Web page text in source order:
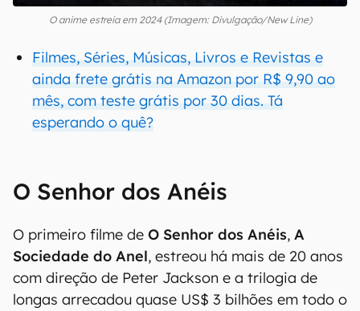
O anime estreia em 2024 (Imagem: Divulgação/New Line)
Filmes, Séries, Músicas, Livros e Revistas e
ainda frete grátis na Amazon por R$ 9,90 ao
mês, com teste grátis por 30 dias. Tá
esperando o quê?
O Senhor dos Anéis
O primeiro filme de O Senhor dos Anéis, A
Sociedade do Anel, estreou há mais de 20 anos
com direção de Peter Jackson e a trilogia de
longas arrecadou quase US$ 3 bilhões em todo o